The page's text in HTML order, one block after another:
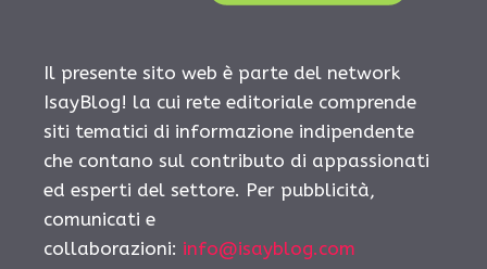
Il presente sito web è parte del network
IsayBlog! la cui rete editoriale comprende
siti tematici di informazione indipendente
che contano sul contributo di appassionati
ed esperti del settore. Per pubblicità,
comunicati e
collaborazioni: info@isayblog.com